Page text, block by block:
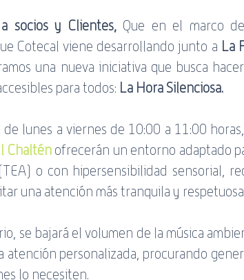
socios y Clientes, Que en el marco
Cotecal viene desarrollando junto a La
una nueva iniciativa que busca
para todos: La Hora Silenciosa.
lunes a viernes de 10:00 a 11:00
Chaltén ofrecerán un entorno adaptado
o con hipersensibilidad sensorial,
una atención más tranquila y
se bajará el volumen de la música
atención personalizada, procurando
lo necesiten.